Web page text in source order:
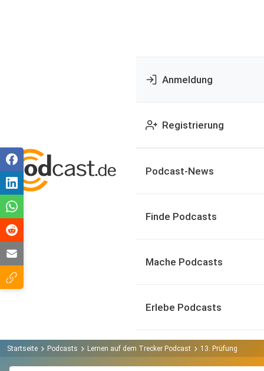
Anmeldung
Registrierung
Podcast-News
Finde Podcasts
Mache Podcasts
Erlebe Podcasts
Startseite Podcasts Lernen auf dem Trecker Podcast 13.